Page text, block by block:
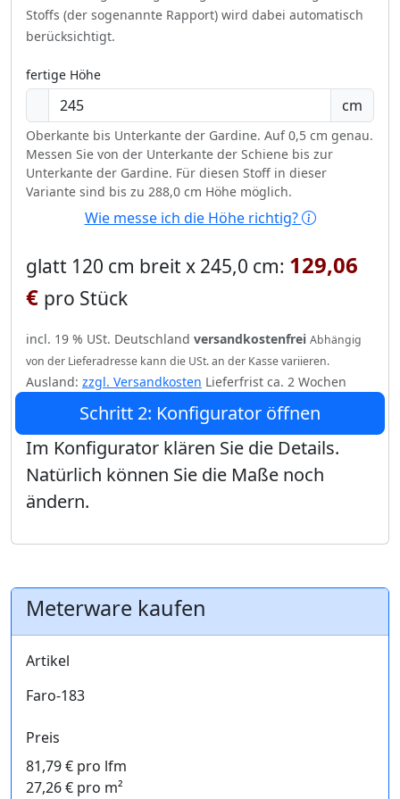
Stoffs (der sogenannte Rapport) wird dabei automatisch
berücksichtigt.
fertige Höhe
cm
Oberkante bis Unterkante der Gardine. Auf 0,5 cm genau.
Messen Sie von der Unterkante der Schiene bis zur
Unterkante der Gardine. Für diesen Stoff in dieser
Variante sind bis zu 288,0 cm Höhe möglich.
Wie messe ich die Höhe richtig?
glatt 120 cm breit x 245,0 cm: 129,06
€ pro Stück
incl. 19 % USt. Deutschland versandkostenfrei Abhängig
von der Lieferadresse kann die USt. an der Kasse variieren.
Ausland: zzgl. Versandkosten Lieferfrist ca. 2 Wochen
Schritt 2: Konfigurator öffnen
Im Konfigurator klären Sie die Details.
Natürlich können Sie die Maße noch
ändern.
Meterware kaufen
Artikel
Faro-183
Preis
81,79 € pro lfm
27,26 € pro m²